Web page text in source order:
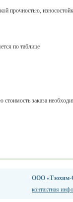
прочностью,
по таблице
заказа
ООО «Тэохим-
контактная